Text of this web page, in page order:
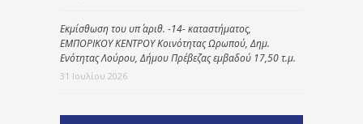
Εκμίσθωση του υπ΄ αριθ. -14- καταστήματος,
ΕΜΠΟΡΙΚΟΥ ΚΕΝΤΡΟΥ Κοινότητας Ωρωπού, Δημ.
Ενότητας Λούρου, Δήμου Πρέβεζας εμβαδού 17,50 τ.μ.
31 Ιουλίου 2026